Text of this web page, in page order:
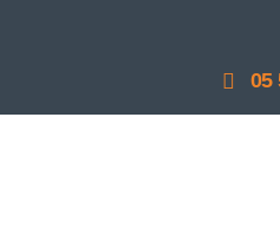
05